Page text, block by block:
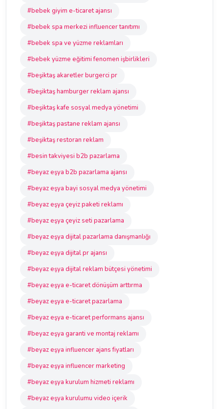
#bebek giyim e-ticaret ajansı
#bebek spa merkezi influencer tanıtımı
#bebek spa ve yüzme reklamları
#bebek yüzme eğitimi fenomen işbirlikleri
#beşiktaş akaretler burgerci pr
#beşiktaş hamburger reklam ajansı
#beşiktaş kafe sosyal medya yönetimi
#beşiktaş pastane reklam ajansı
#beşiktaş restoran reklam
#besin takviyesi b2b pazarlama
#beyaz eşya b2b pazarlama ajansı
#beyaz eşya bayi sosyal medya yönetimi
#beyaz eşya çeyiz paketi reklamı
#beyaz eşya çeyiz seti pazarlama
#beyaz eşya dijital pazarlama danışmanlığı
#beyaz eşya dijital pr ajansı
#beyaz eşya dijital reklam bütçesi yönetimi
#beyaz eşya e-ticaret dönüşüm arttırma
#beyaz eşya e-ticaret pazarlama
#beyaz eşya e-ticaret performans ajansı
#beyaz eşya garanti ve montaj reklamı
#beyaz eşya influencer ajans fiyatları
#beyaz eşya influencer marketing
#beyaz eşya kurulum hizmeti reklamı
#beyaz eşya kurulumu video içerik